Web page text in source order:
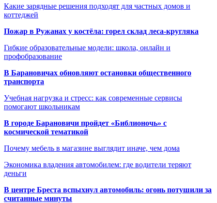
Какие зарядные решения подходят для частных домов и
коттеджей
Пожар в Ружанах у костёла: горел склад леса-кругляка
Гибкие образовательные модели: школа, онлайн и
профобразование
В Барановичах обновляют остановки общественного
транспорта
Учебная нагрузка и стресс: как современные сервисы
помогают школьникам
В городе Барановичи пройдет «Библионочь» с
космической тематикой
Почему мебель в магазине выглядит иначе, чем дома
Экономика владения автомобилем: где водители теряют
деньги
В центре Бреста вспыхнул автомобиль: огонь потушили за
считанные минуты